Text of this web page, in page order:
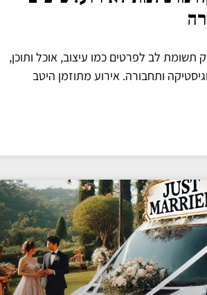
תשומת לב לפרטים כמו עיצוב, אוכל ותוכן,
ותחבורה. אירוע מתוזמן היטב